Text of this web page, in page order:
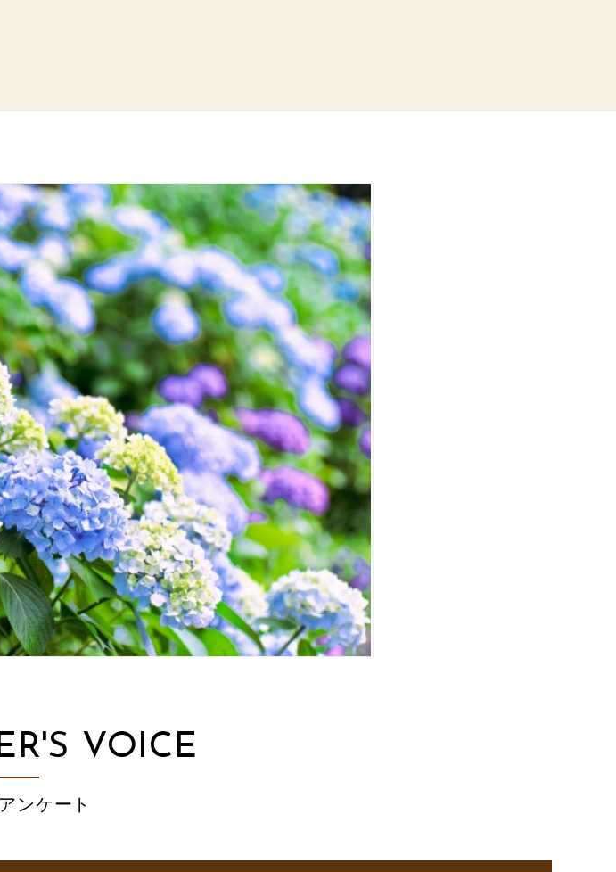
VOICE
ンケート